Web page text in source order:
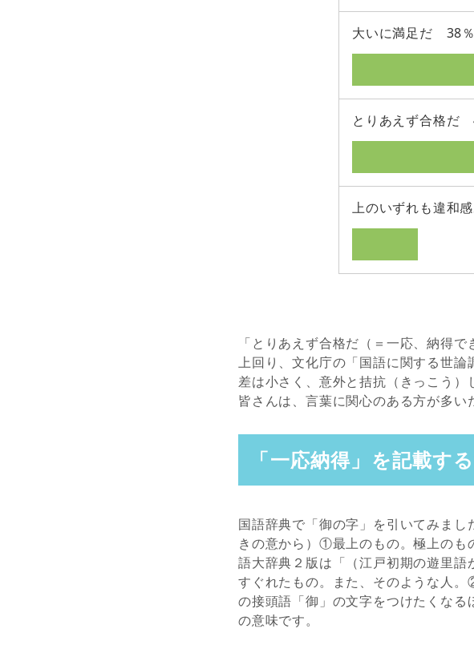
大いに満足だ 38％
とりあえず合格だ
上のいずれも違和
「とりあえず合格だ（＝一応、納得
上回り、文化庁の「国語に関する世
差は小さく、意外と拮抗（きっこう
皆さんは、言葉に関心のある方が多い
「一応納得」を記載す
国語辞典で「御の字」を引いてみま
きの意から）①最上のもの。極上の
語大辞典２版は「（江戸初期の遊里
すぐれたもの。また、そのような人
の接頭語「御」の文字をつけたくな
の意味です。